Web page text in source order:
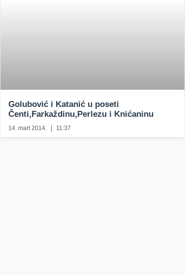
Golubović i Katanić u poseti
Čenti,Farkaždinu,Perlezu i Knićaninu
14. mart 2014. 11:37